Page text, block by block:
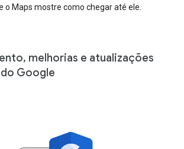
o Maps mostre como chegar até ele.
melhorias e atualizações
Google